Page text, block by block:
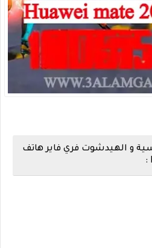
و الهيدشوت فري فاير هاتف